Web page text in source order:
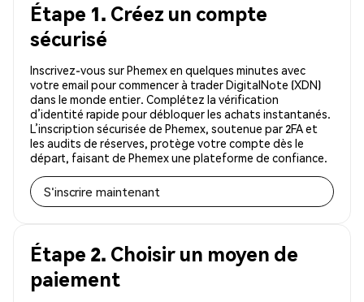
Étape 1. Créez un compte
sécurisé
Inscrivez-vous sur Phemex en quelques minutes avec
votre email pour commencer à trader DigitalNote (XDN)
dans le monde entier. Complétez la vérification
d’identité rapide pour débloquer les achats instantanés.
L’inscription sécurisée de Phemex, soutenue par 2FA et
les audits de réserves, protège votre compte dès le
départ, faisant de Phemex une plateforme de confiance.
S'inscrire maintenant
Étape 2. Choisir un moyen de
paiement